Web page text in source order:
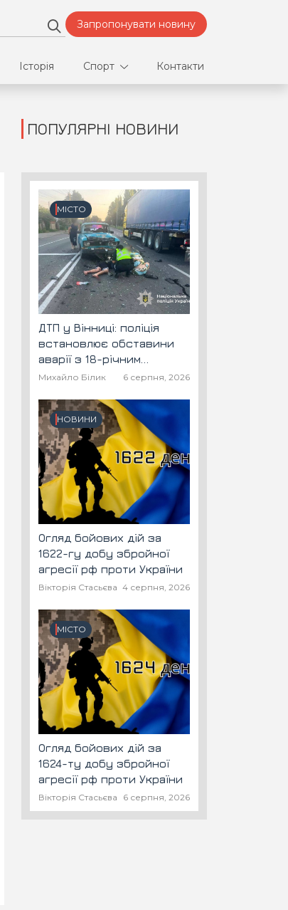
Запропонувати новину
Історія Спорт
Футбол
Контакти
ПОПУЛЯРНІ НОВИНИ
МІСТО
ДТП у Вінниці: поліція
встановлює обставини
аварії з 18-річним
скутеристом
Михайло Білик 6 серпня, 2026
НОВИНИ
Огляд бойових дій за
1622-гу добу збройної
агресії рф проти України
Вікторія Стасьєва 4 серпня, 2026
МІСТО
Огляд бойових дій за
1624-ту добу збройної
агресії рф проти України
Вікторія Стасьєва 6 серпня, 2026